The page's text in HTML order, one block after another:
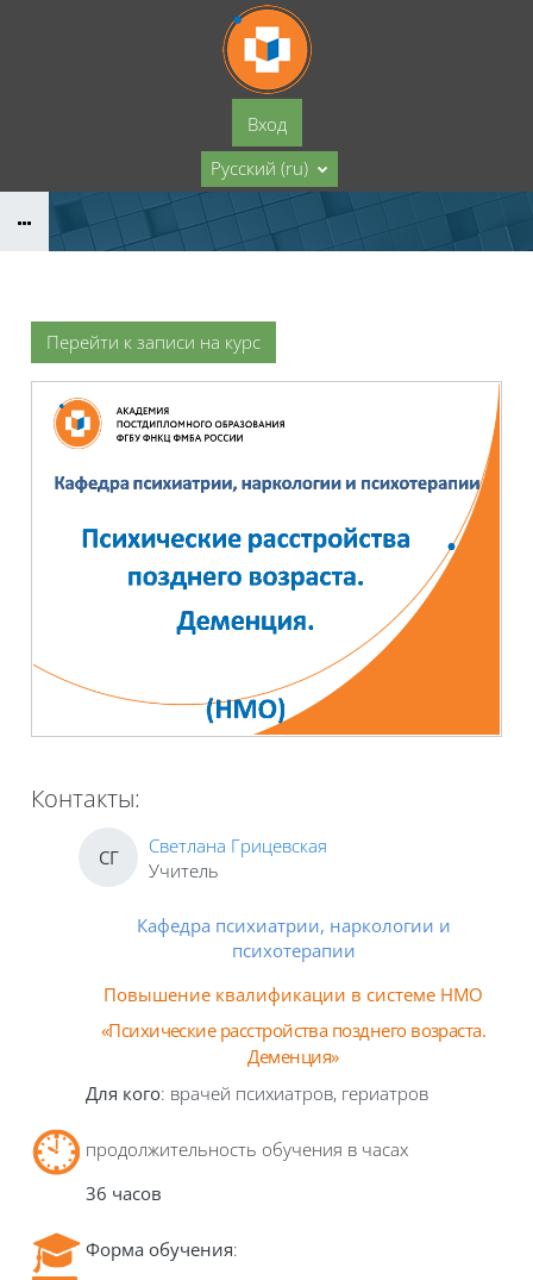
Перейти к основному содержанию
Вход
Русский ‎(ru)‎
Перейти к записи на курс
Контакты:
СГ
Светлана Грицевская
Учитель
Кафедра психиатрии, наркологии и
психотерапии
Повышение квалификации в системе НМО
«Психические расстройства позднего возраста.
Деменция»
Для кого: врачей психиатров, гериатров
продолжительность обучения в часах
36 часов
Форма обучения: